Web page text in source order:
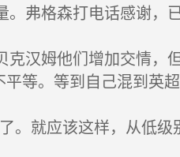
弗格森打电话感谢，
汉姆他们增加交情，
等。等到自己混到英
。就应该这样，从低级